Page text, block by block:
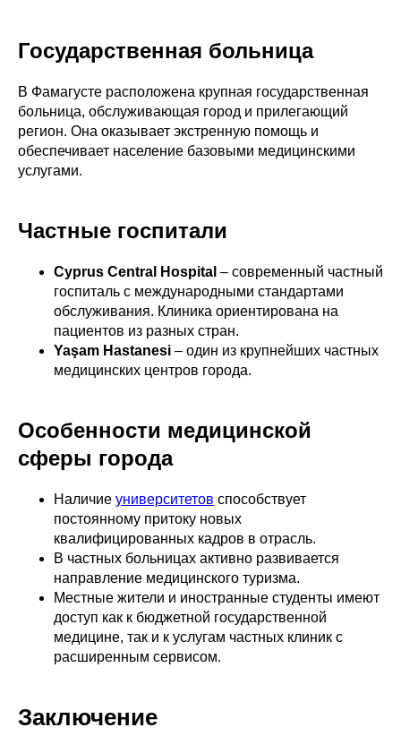
Государственная больница
В Фамагусте расположена крупная государственная
больница, обслуживающая город и прилегающий
регион. Она оказывает экстренную помощь и
обеспечивает население базовыми медицинскими
услугами.
Частные госпитали
Cyprus Central Hospital – современный частный
госпиталь с международными стандартами
обслуживания. Клиника ориентирована на
пациентов из разных стран.
Yaşam Hastanesi – один из крупнейших частных
медицинских центров города.
Особенности медицинской
сферы города
Наличие университетов способствует
постоянному притоку новых
квалифицированных кадров в отрасль.
В частных больницах активно развивается
направление медицинского туризма.
Местные жители и иностранные студенты имеют
доступ как к бюджетной государственной
медицине, так и к услугам частных клиник с
расширенным сервисом.
Заключение